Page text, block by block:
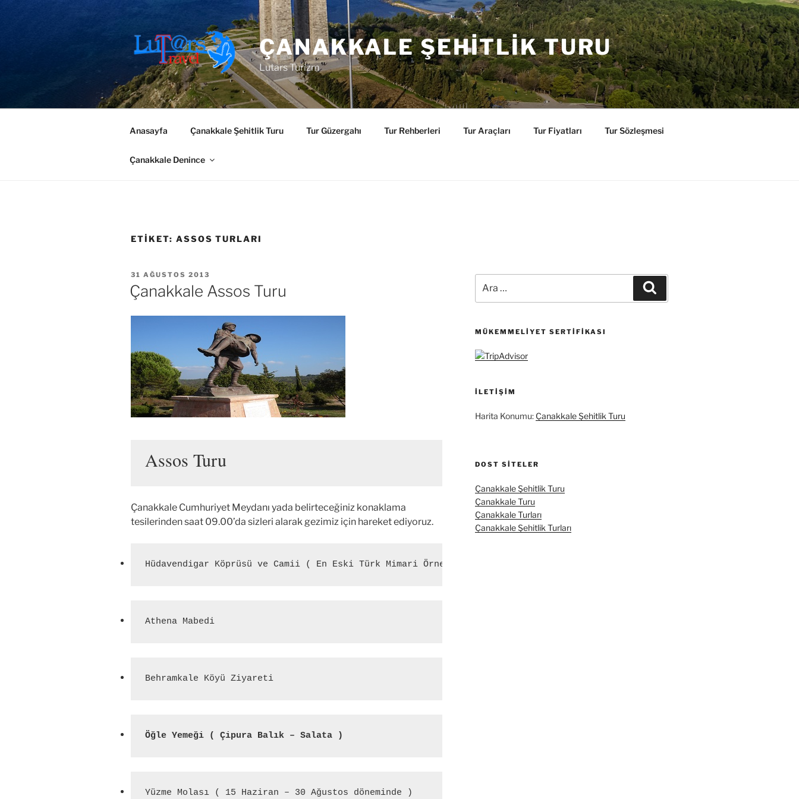
ÇANAKKALE ŞEHITLIK TURU
Lutars Turizm
Anasayfa Çanakkale Şehitlik Turu Tur Güzergahı Tur Rehberleri Tur Araçları Tur Fiyatları Tur Sözleşmesi
Çanakkale Denince
ETIKET: ASSOS TURLARI
YAYIM
TARIHI
31 AĞUSTOS 2013
Çanakkale Assos Turu
Assos Turu
Çanakkale Cumhuriyet Meydanı yada belirteceğiniz konaklama
tesilerinden saat 09.00’da sizleri alarak gezimiz için hareket ediyoruz.
Hüdavendigar Köprüsü ve Camii ( En Eski Türk Mimari Örneklerinden Bir Tanesidir )
Athena Mabedi
Behramkale Köyü Ziyareti
Öğle Yemeği ( Çipura Balık – Salata )
Yüzme Molası ( 15 Haziran – 30 Ağustos döneminde )
MÜKEMMELIYET SERTIFIKASI
İLETIŞIM
Harita Konumu: Çanakkale Şehitlik Turu
DOST SITELER
Çanakkale Şehitlik Turu
Çanakkale Turu
Çanakkale Turları
Çanakkale Şehitlik Turları